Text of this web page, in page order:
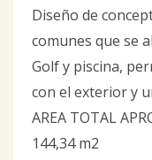
Diseño de
comunes que se
Golf y piscina,
con el exterior y
AREA TOTAL
144,34 m2